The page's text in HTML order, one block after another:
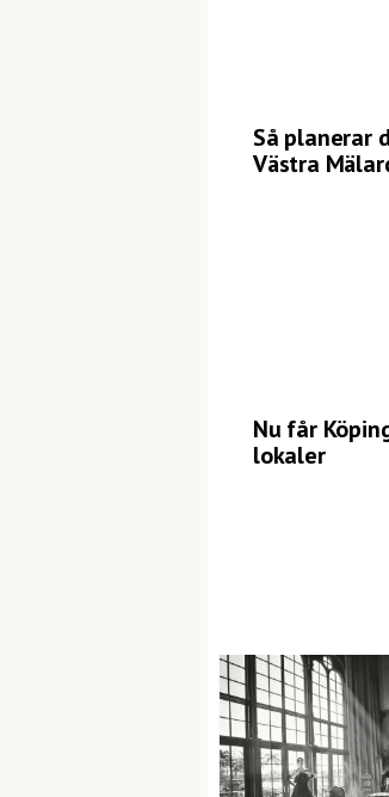
Så planerar
Västra
Nu får
lokaler